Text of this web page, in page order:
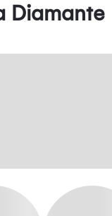
Diamante